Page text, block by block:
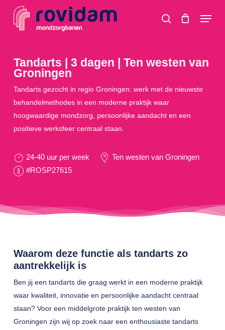
search
Menu
Tandarts | 3 dagen | Ten westen van
Groningen
Tandarts gezocht in regio Groningen: werk met de nieuwste
behandelmethodes in een moderne praktijk waar
hoogwaardige mondzorg, persoonlijke aandacht en een
positieve werksfeer centraal staan.
24-40 uur per week
Ten westen van Groningen
#ROSP27615
Waarom deze functie als tandarts zo
aantrekkelijk is
Ben jij een tandarts die graag werkt in een moderne praktijk
waar kwaliteit, innovatie en persoonlijke aandacht centraal
staan? Voor een middelgrote praktijk ten westen van
Groningen zijn wij op zoek naar een enthousiaste tandarts